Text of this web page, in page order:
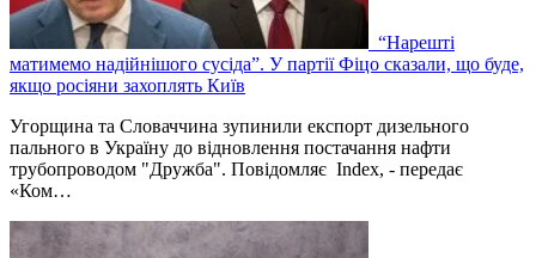
“Нарешті
матимемо надійнішого сусіда”. У партії Фіцо сказали, що буде,
якщо росіяни захоплять Київ
Угорщина та Словаччина зупинили експорт дизельного
пального в Україну до відновлення постачання нафти
трубопроводом "Дружба". Повідомляє Index, - передає
«Ком…